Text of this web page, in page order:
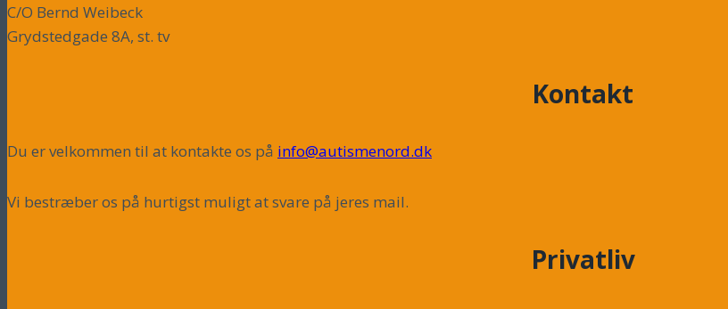
C/O Bernd Weibeck
Grydstedgade 8A, st. tv
Kontakt
Du er velkommen til at kontakte os på info@autismenord.dk
Vi bestræber os på hurtigst muligt at svare på jeres mail.
Privatliv